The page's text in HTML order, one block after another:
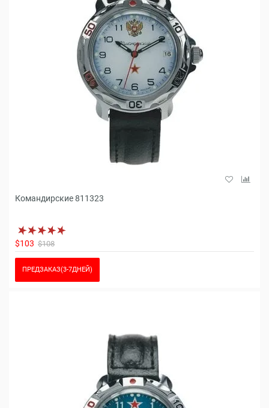
Командирские 811323
$103 $108
ПРЕДЗАКАЗ(3-7ДНЕЙ)